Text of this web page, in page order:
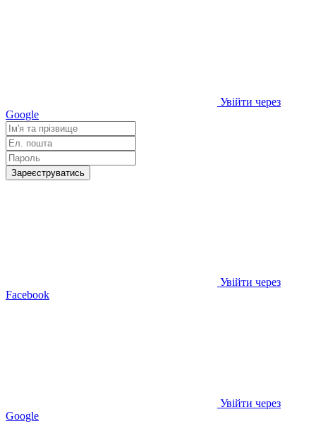
Увійти через
Google
Зареєструватись
Увійти через
Facebook
Увійти через
Google